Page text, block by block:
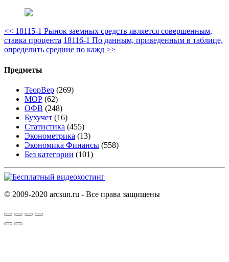
<< 18115-1 Рынок заемных средств является совершенным,
ставка процента 18116-1 По данным, приведенным в таблице,
определить средние по кажд >>
Предметы
ТеорВер (269)
МОР (62)
ОФВ (248)
Бухучет (16)
Статистика (455)
Эконометрика (13)
Экономика Финансы (558)
Без категории (101)
© 2009-2020 arcsun.ru - Все права защищены